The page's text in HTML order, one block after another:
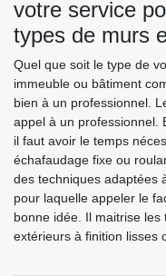
votre service
types de murs
Quel que soit le type de
immeuble ou bâtiment
bien à un professionnel.
appel à un professionnel.
il faut avoir le temps
échafaudage fixe ou
des techniques adaptées
pour laquelle appeler le
bonne idée. Il maitrise
extérieurs à finition lisses